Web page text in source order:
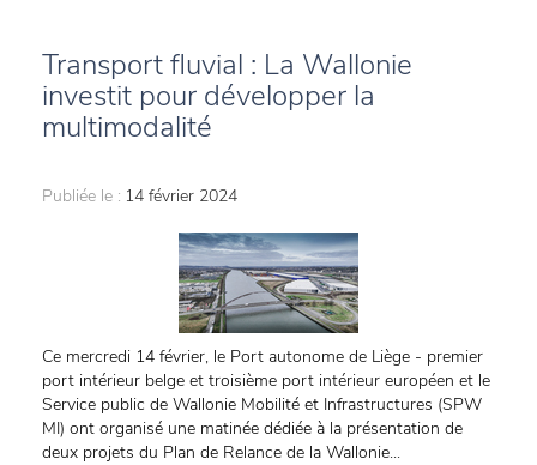
Transport fluvial : La Wallonie
investit pour développer la
multimodalité
Publiée le : 14 février 2024
Ce mercredi 14 février, le Port autonome de Liège - premier
port intérieur belge et troisième port intérieur européen et le
Service public de Wallonie Mobilité et Infrastructures (SPW
MI) ont organisé une matinée dédiée à la présentation de
deux projets du Plan de Relance de la Wallonie...